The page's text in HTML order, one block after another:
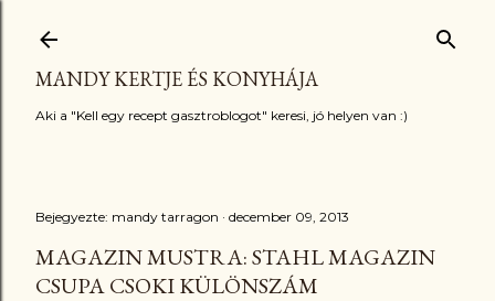
MANDY KERTJE ÉS KONYHÁJA
Aki a "Kell egy recept gasztroblogot" keresi, jó helyen van :)
Bejegyezte: mandy tarragon december 09, 2013
MAGAZIN MUSTRA: STAHL MAGAZIN
CSUPA CSOKI KÜLÖNSZÁM